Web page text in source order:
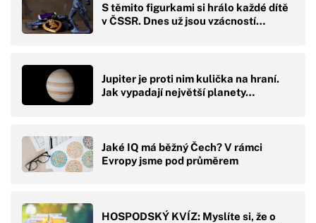
S těmito figurkami si hrálo každé dítě
v ČSSR. Dnes už jsou vzácností…
Jupiter je proti nim kulička na hraní.
Jak vypadají největší planety…
Jaké IQ má běžný Čech? V rámci
Evropy jsme pod průměrem
HOSPODSKÝ KVÍZ: Myslíte si, že o